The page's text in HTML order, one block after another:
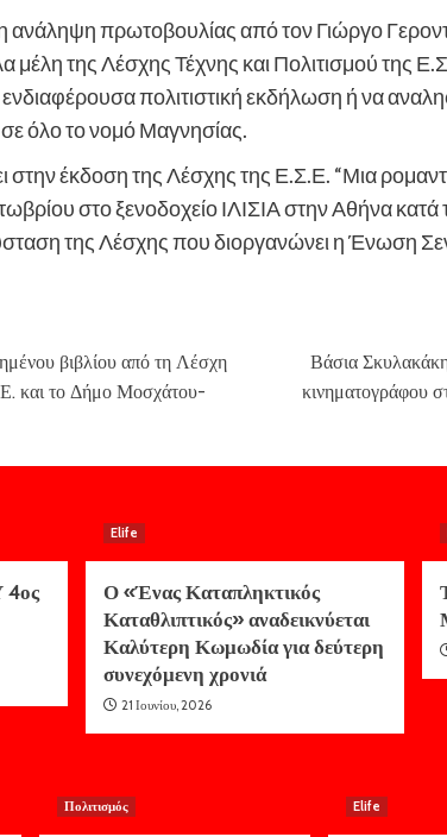
ανάληψη πρωτοβουλίας από τον Γιώργο
μέλη της Λέσχης Τέχνης και Πολιτισμού της
πολιτιστική εκδήλωση ή να
όλο το νομό Μαγνησίας.
στην έκδοση της Λέσχης της Ε.Σ.Ε. “Μια
στο ξενοδοχείο ΙΛΙΣΙΑ στην Αθήνα κατά
της Λέσχης που διοργανώνει η Ένωση
βιβλίου από τη Λέσχη
και το Δήμο Μοσχάτου-
Βάσια
κινηματογράφου
Elife
Ο «Ένας Καταπληκτικός
Καταθλιπτικός» αναδεικνύεται
Καλύτερη Κωμωδία για δεύτερη
συνεχόμενη χρονιά
21 Ιουνίου, 2026
Πολιτισμός Elife